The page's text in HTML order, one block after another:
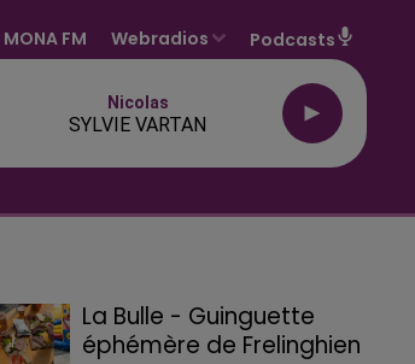
MONA FM Webradios Podcasts
Nicolas
SYLVIE VARTAN
La Bulle - Guinguette
éphémère de Frelinghien